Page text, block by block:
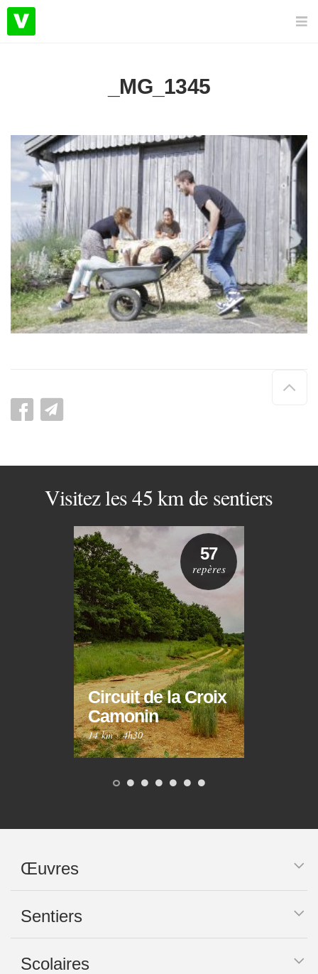
_MG_1345
de
Visitez les 45 km de sentiers
Circuit de la Croix
Camonin
14 km·4h30
57
repères
Œuvres
Sentiers
Scolaires